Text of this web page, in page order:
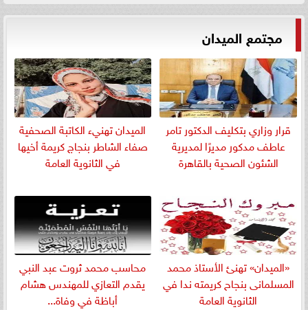
مجتمع الميدان
قرار وزاري بتكليف الدكتور تامر
عاطف مدكور مديرًا لمديرية
الشئون الصحية بالقاهرة
الميدان تهنيء الكاتبة الصحفية
صفاء الشاطر بنجاج كريمة أخيها
في الثانوية العامة
«الميدان» تهنئ الأستاذ محمد
المسلمانى بنجاح كريمته ندا في
الثانوية العامة
​محاسب محمد ثروت عبد النبي
يقدم التعازي للمهندس هشام
أباظة في وفاة...